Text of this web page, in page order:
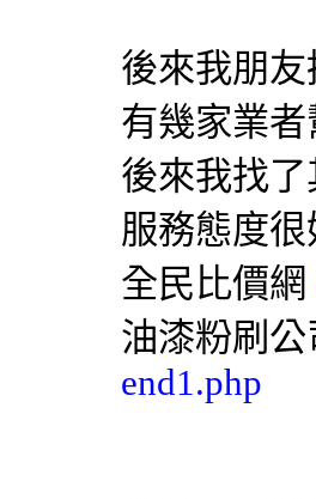
後來我朋
有幾家業
後來我找
服務態度
全民比價網
油漆粉刷 公
end1.php